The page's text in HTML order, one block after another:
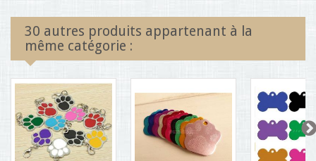
30 autres produits appartenant à la
même catégorie :